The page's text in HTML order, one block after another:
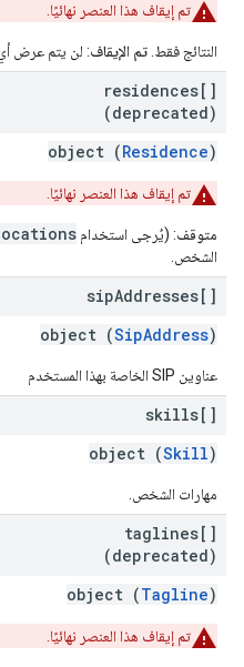
تم إيقاف هذا العنصر نهائيًا.
النتائج فقط. تم الإيقاف: لن يتم عرض أي
residences[]
(deprecated)
object (Residence)
تم إيقاف هذا العنصر نهائيًا.
متوقف: (يُرجى استخدام
الشخص.
sipAddresses[]
object (SipAddress)
عناوين SIP الخاصة بهذا المستخدم
skills[]
object (Skill)
مهارات الشخص.
taglines[]
(deprecated)
object (Tagline)
تم إيقاف هذا العنصر نهائيًا.